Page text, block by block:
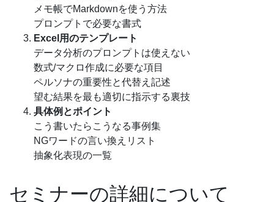
メモ帳でMarkdownを使う方法
プロンプトで必要な書式
Excel用のテンプレート
データ分析のプロンプトは使えない
数式/マクロ作成に必要な項目
ペルソナの重要性と代替え記述
望む結果を最も適切に指示する裏技
具体例とポイント
こう書いたらこうなる事例集
NGワードの言い換えリスト
抽象化表現の一覧
セミナーの詳細について